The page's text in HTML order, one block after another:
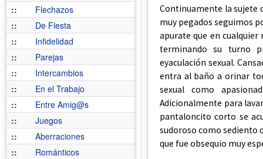
::
Flechazos
::
De Fiesta
::
Infidelidad
::
Parejas
::
Intercambios
::
En el Trabajo
::
Entre Amig@s
::
Juegos
::
Aberraciones
::
Románticos
Continuamente la sujete
muy pegados seguimos
apurate que en
terminando su turno
eyaculación sexual.
entra al baño a orinar
sexual como
Adicionalmente para
pantaloncito corto se
sudoroso como sediento
que fue obsequio muy